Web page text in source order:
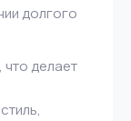
долгого
что делает